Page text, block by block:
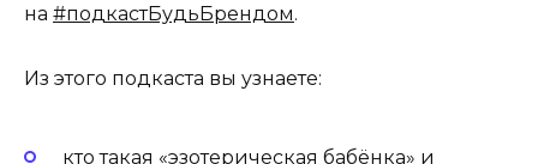
на #подкастБудьБрендом.
Из этого подкаста вы узнаете:
кто такая «эзотерическая бабёнка» и